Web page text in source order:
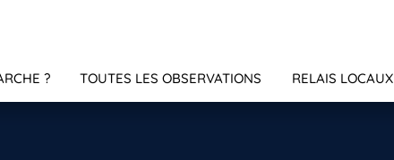
? TOUTES LES OBSERVATIONS RELAIS LOCAUX